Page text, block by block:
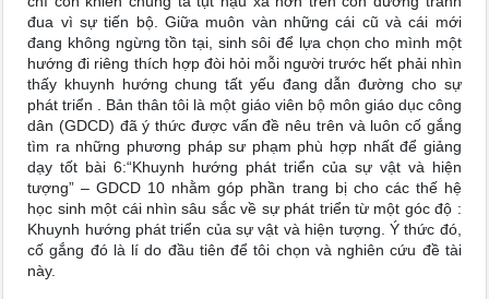
đua vì sự tiến bộ. Giữa muôn vàn những cái cũ và cái mới
đang không ngừng tồn tại, sinh sôi để lựa chọn cho mình một
hướng đi riêng thích hợp đòi hỏi mỗi người trước hết phải nhìn
thấy khuynh hướng chung tất yếu đang dẫn đường cho sự
phát triển . Bản thân tôi là một giáo viên bộ môn giáo dục công
dân (GDCD) đã ý thức được vấn đề nêu trên và luôn cố gắng
tìm ra những phương pháp sư phạm phù hợp nhất để giảng
dạy tốt bài 6:“Khuynh hướng phát triển của sự vật và hiện
tượng” – GDCD 10 nhằm góp phần trang bị cho các thế hệ
học sinh một cái nhìn sâu sắc về sự phát triển từ một góc độ :
Khuynh hướng phát triển của sự vật và hiện tượng. Ý thức đó,
cố gắng đó là lí do đầu tiên để tôi chọn và nghiên cứu đề tài
này.